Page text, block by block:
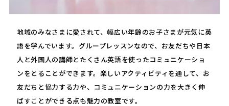
地域のみなさまに愛されて、幅広い年齢のお子さまが元気に英
語を学んでいます。グループレッスンなので、お友だちや日本
人と外国人の講師とたくさん英語を使ったコミュニケーショ
ンをとることができます。楽しいアクティビティを通して、お
友だちと協力する力や、コミュニケーションの力を大きく伸
ばすことができる点も魅力の教室です。